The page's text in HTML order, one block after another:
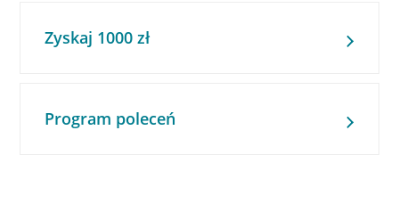
Zyskaj 1000 zł
Program poleceń